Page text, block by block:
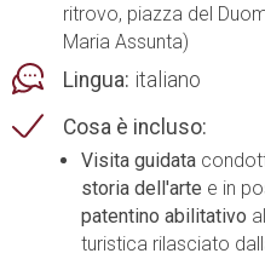
ritrovo, piazza del
Maria Assunta)
Lingua: italiano
Cosa è incluso:
Visita guidata
storia dell'arte e in
patentino abilitativo
turistica rilasciato